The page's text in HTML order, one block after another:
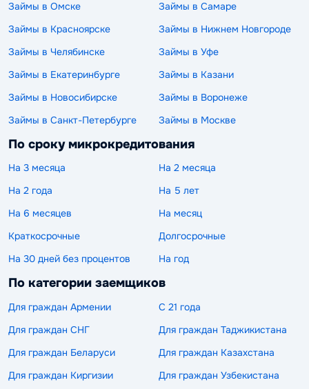
Займы в Омске
Займы в Самаре
Займы в Красноярске
Займы в Нижнем Новгороде
Займы в Челябинске
Займы в Уфе
Займы в Екатеринбурге
Займы в Казани
Займы в Новосибирске
Займы в Воронеже
Займы в Санкт-Петербурге
Займы в Москве
По сроку микрокредитования
На 3 месяца
На 2 месяца
На 2 года
На 5 лет
На 6 месяцев
На месяц
Краткосрочные
Долгосрочные
На 30 дней без процентов
На год
По категории заемщиков
Для граждан Армении
С 21 года
Для граждан СНГ
Для граждан Таджикистана
Для граждан Беларуси
Для граждан Казахстана
Для граждан Киргизии
Для граждан Узбекистана